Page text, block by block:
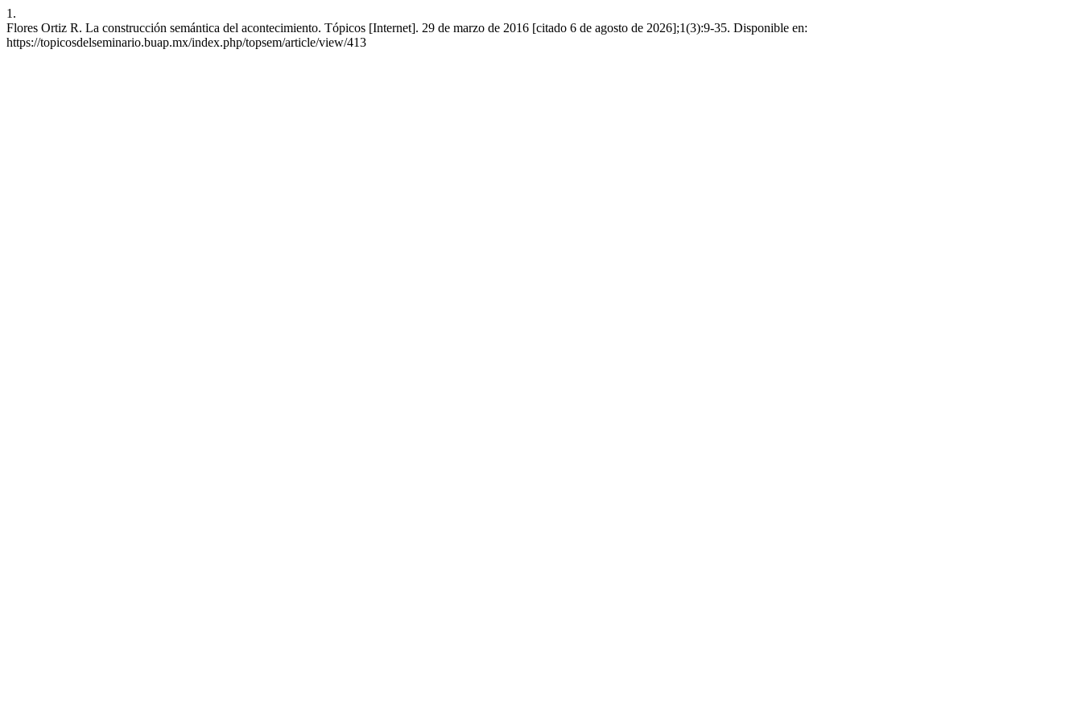
1.
Flores Ortiz R. La construcción semántica del acontecimiento. Tópicos [Internet]. 29 de marzo de 2016 [citado 6 de agosto de 2026];1(3):9-35. Disponible en:
https://topicosdelseminario.buap.mx/index.php/topsem/article/view/413